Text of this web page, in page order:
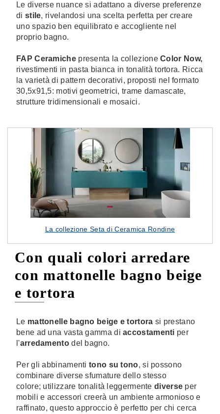
Le diverse nuance si adattano a diverse preferenze
di stile, rivelandosi una scelta perfetta per creare
uno spazio ben equilibrato e accogliente nel
proprio bagno.
FAP Ceramiche presenta la collezioneColor Now,
rivestimenti in pasta bianca in tonalità tortora. Ricca
la varietà di pattern decorativi, proposti nel formato
30,5x91,5: motivi geometrici, trame damascate,
strutture tridimensionali e mosaici.
La collezione Seta di Ceramica Rondine
Con quali colori arredare
con mattonelle bagno beige
e tortora
Le mattonelle bagno beige e tortora si prestano
bene ad una vasta gamma diaccostamenti per
l'arredamentodel bagno.
Per gli abbinamenti tono su tono, si possono
combinare diverse sfumature dello stesso
colore; utilizzare tonalità leggermente diverse per
mobili e accessori creerà un ambiente armonioso e
raffinato, questo approccio è perfetto per chi cerca